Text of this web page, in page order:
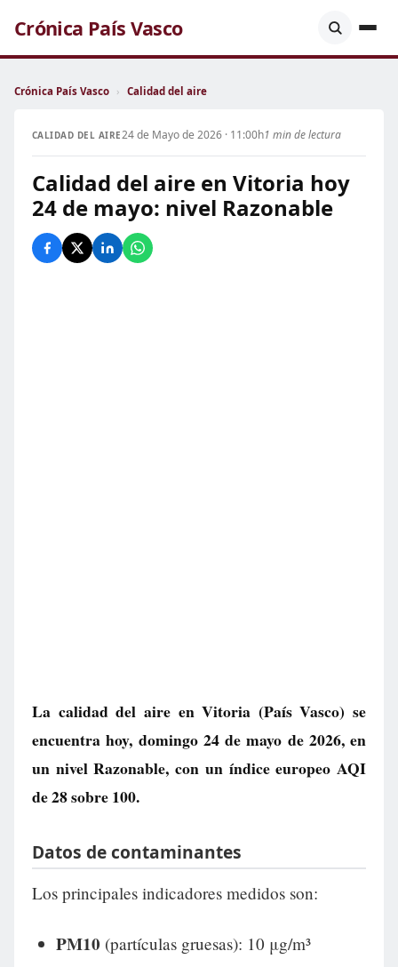
Crónica País Vasco
Crónica País Vasco › Calidad del aire
CALIDAD DEL AIRE24 de Mayo de 2026 · 11:00h1 min de lectura
Calidad del aire en Vitoria hoy
24 de mayo: nivel Razonable
La calidad del aire enVitoria (País Vasco) se
encuentra hoy, domingo 24 de mayo de 2026, en
un nivelRazonable, con un índice europeo AQI
de28sobre 100.
Datos de contaminantes
Los principales indicadores medidos son:
PM10 (partículas gruesas): 10 μg/m³